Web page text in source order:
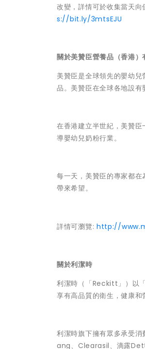
改變，詳情可於收集當天
s://bit.ly/3mtsEJU
關於美贊臣營養品（香港）
美贊臣是全球領先的嬰幼
品。美贊臣在全球各地設有
在香港建立半世紀，美贊
導嬰幼兒奶粉行業。
每一天，美贊臣的專家都
帶來希望。
詳情可瀏覽: http://
關於利潔時
利潔時（「Reckitt」）以
享有高品質的衛生，健康和
利潔時旗下擁有眾多承受
ang、Clearasil、滴露